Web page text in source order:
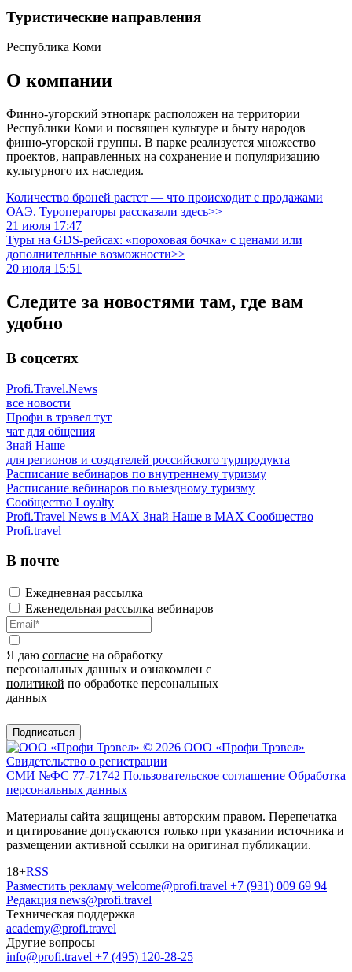
Туристическиe направления
Республика Коми
О компании
Финно-угорский этнопарк расположен на территории
Республики Коми и посвящен культуре и быту народов
финно-угорской группы. В парке реализуется множество
проектов, направленных на сохранение и популяризацию
культурного их наследия.
Количество броней растет — что происходит с продажами
ОАЭ. Туроператоры рассказали здесь>>
21 июля 17:47
Туры на GDS-рейсах: «пороховая бочка» с ценами или
дополнительные возможности>>
20 июля 15:51
Следите за новостями там, где вам
удобно
В соцсетях
Profi.Travel.News
все новости
Профи в трэвел тут
чат для общения
Знай Наше
для регионов и создателей российского турпродукта
Расписание вебинаров по внутреннему туризму
Расписание вебинаров по выездному туризму
Сообщество Loyalty
Profi.Travel News в MAX Знай Наше в MAX Сообщество
Profi.travel
В почте
Ежедневная рассылка
Еженедельная рассылка вебинаров
Я даю согласие на обработку
персональных данных и ознакомлен с
политикой по обработке персональных
данных
Подписаться
© 2026 ООО «Профи Трэвeл»
Свидетельство о регистрации
СМИ №ФС 77-71742 Пользовательское соглашение Обработка
персональных данных
Материалы сайта защищены авторским правом. Перепечатка
и цитирование допускаются только при указании источника и
размещении активной ссылки на оригинал публикации.
18+RSS
Разместить рекламу welcome@profi.travel +7 (931) 009 69 94
Редакция news@profi.travel
Техническая поддержка
academy@profi.travel
Другие вопросы
info@profi.travel +7 (495) 120-28-25